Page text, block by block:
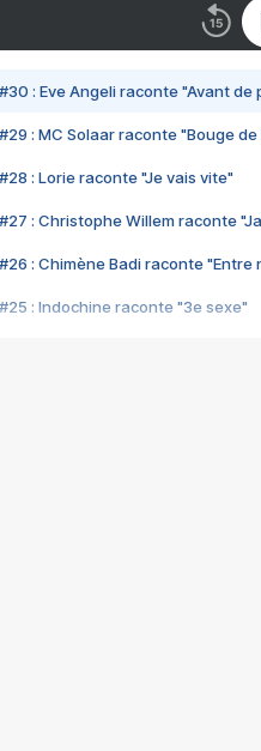
#30 : Eve Angeli raconte "Avant de
#29 : MC Solaar raconte "Bouge de
#28 : Lorie raconte "Je vais vite"
#27 : Christophe Willem raconte
#26 : Chimène Badi raconte "Entre
#25 : Indochine raconte "3e sexe"